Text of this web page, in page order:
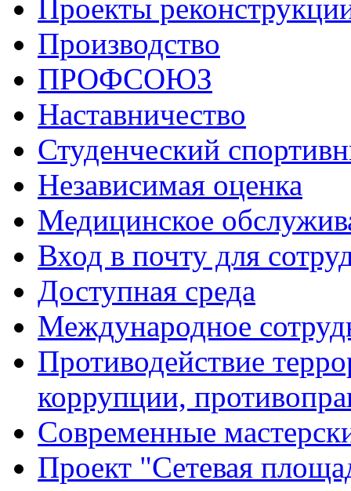
Проекты
Производство
ПРОФСОЮЗ
Наставничество
Студенческий
Независимая оценка
Медицинское
Вход в почту для
Доступная среда
Международное
Противодействие
коррупции,
Современные
Проект "Сетевая